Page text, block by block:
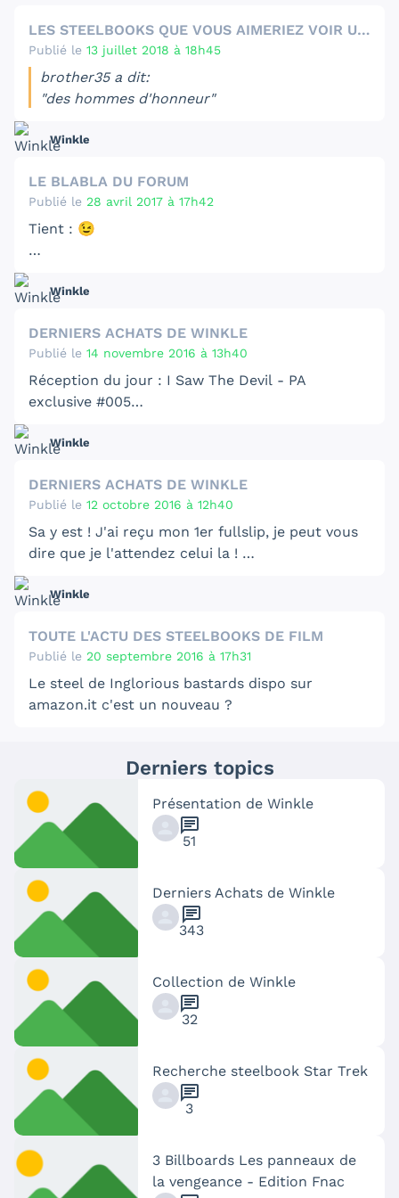
LES STEELBOOKS QUE VOUS AIMERIEZ VOIR UN JOUR ÉDITÉ
Publié le 13 juillet 2018 à 18h45
brother35 a dit:
"des hommes d'honneur"
😎
zavvi-exclusive-steelbook/11257258.html
Winkle
LE BLABLA DU FORUM
Publié le 28 avril 2017 à 17h42
Tient : 😉
f=142&t=3251&hilit=ultraviolet&start=120
Winkle
DERNIERS ACHATS DE WINKLE
Publié le 14 novembre 2016 à 13h40
Réception du jour : I Saw The Devil - PA
exclusive #005
Acheter à Kube, très satisfait de l’édition 😀
Pour le détail de l’édition je vous renvoie ( une
fois encore) vers l'unboxing d'angel :
devil-plain-archive-exclusive
Numéro : 572/1200
Winkle
DERNIERS ACHATS DE WINKLE
Publié le 12 octobre 2016 à 12h40
Sa y est ! J'ai reçu mon 1er fullslip, je peut vous
dire que je l'attendez celui la !
🖼️
La photo ne lui rend pas honneur donc si vous
voulez le détail de l’édition je vous renvois vers
l'unboxing d'angel :
https://editioncollector.fr/forum/viewtopic.php?
J'ai le numéro 839/2500
Winkle
TOUTE L'ACTU DES STEELBOOKS DE FILM
Publié le 20 septembre 2016 à 17h31
Le steel de Inglorious bastards dispo sur
amazon.it c'est un nouveau ?
Derniers topics
Présentation de Winkle
chat
51
Derniers Achats de Winkle
chat
343
Collection de Winkle
chat
32
Recherche steelbook Star Trek
chat
3
3 Billboards Les panneaux de
la vengeance - Edition Fnac